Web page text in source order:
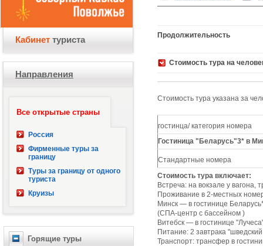
Продолжительность
Стоимость тура на
Стоимость тура указана за
гостинца/ категория номера
Гостиница "Беларусь"3* в
Стандартные номера
Стоимость тура включает:
Встреча: на вокзале у вагона,
Проживание в 2-местных
Минск — в гостинице
(СПА-центр с бассейном )
Витебск — в гостинице
Питание: 2 завтрака
Транспорт: трансфер в
Кабинет туриста
Направления
Все открытые страны
Россия
Фирменные туры за
границу
Туры за границу от одного
туриста
Круизы
Горящие туры